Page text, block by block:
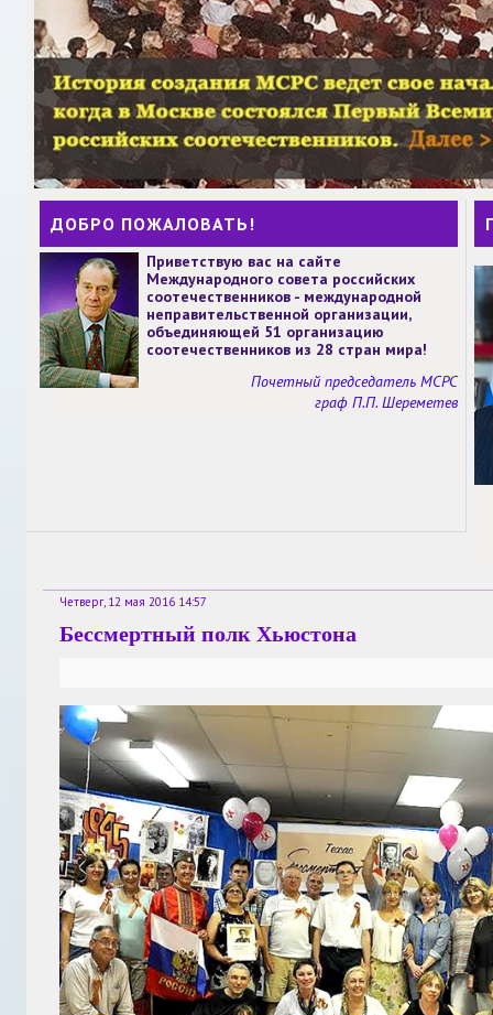
ДОБРО ПОЖАЛОВАТЬ!
Приветствую вас на сайте
Международного совета российских
соотечественников - международной
неправительственной организации,
объединяющей 51 организацию
соотечественников из 28 стран мира!
Почетный председатель МСРС
граф П.П. Шереметев
Четверг, 12 мая 2016 14:57
Бессмертный полк Хьюстона